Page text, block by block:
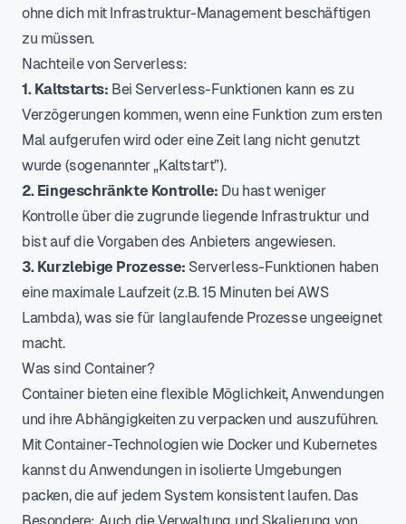
ohne dich mit Infrastruktur-Management beschäftigen
zu müssen.
Nachteile von Serverless:
1. Kaltstarts: Bei Serverless-Funktionen kann es zu
Verzögerungen kommen, wenn eine Funktion zum ersten
Mal aufgerufen wird oder eine Zeit lang nicht genutzt
wurde (sogenannter „Kaltstart”).
2. Eingeschränkte Kontrolle: Du hast weniger
Kontrolle über die zugrunde liegende Infrastruktur und
bist auf die Vorgaben des Anbieters angewiesen.
3. Kurzlebige Prozesse: Serverless-Funktionen haben
eine maximale Laufzeit (z.B. 15 Minuten bei AWS
Lambda), was sie für langlaufende Prozesse ungeeignet
macht.
Was sind Container?
Container bieten eine flexible Möglichkeit, Anwendungen
und ihre Abhängigkeiten zu verpacken und auszuführen.
Mit Container-Technologien wie Docker und Kubernetes
kannst du Anwendungen in isolierte Umgebungen
packen, die auf jedem System konsistent laufen. Das